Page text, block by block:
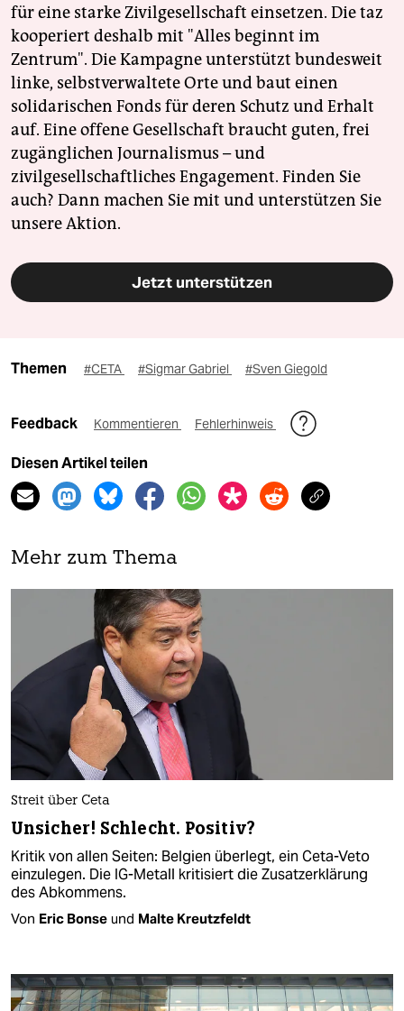
für eine starke Zivilgesellschaft einsetzen. Die taz
kooperiert deshalb mit "Alles beginnt im
Zentrum". Die Kampagne unterstützt bundesweit
linke, selbstverwaltete Orte und baut einen
solidarischen Fonds für deren Schutz und Erhalt
auf. Eine offene Gesellschaft braucht guten, frei
zugänglichen Journalismus – und
zivilgesellschaftliches Engagement. Finden Sie
auch? Dann machen Sie mit und unterstützen Sie
unsere Aktion.
Jetzt unterstützen
Themen #CETA #Sigmar Gabriel #Sven Giegold
Feedback Kommentieren Fehlerhinweis
Diesen Artikel teilen
Mehr zum Thema
Streit über Ceta
Unsicher! Schlecht. Positiv?
Kritik von allen Seiten: Belgien überlegt, ein Ceta-Veto
einzulegen. Die IG-Metall kritisiert die Zusatzerklärung
des Abkommens.
Von Eric Bonse und Malte Kreutzfeldt